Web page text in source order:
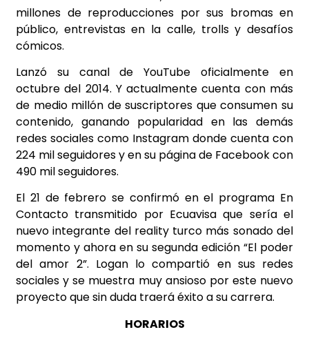
millones de reproducciones por sus bromas en
público, entrevistas en la calle, trolls y desafíos
cómicos.
Lanzó su canal de YouTube oficialmente en
octubre del 2014. Y actualmente cuenta con más
de medio millón de suscriptores que consumen su
contenido, ganando popularidad en las demás
redes sociales como Instagram donde cuenta con
224 mil seguidores y en su página de Facebook con
490 mil seguidores.
El 21 de febrero se confirmó en el programa En
Contacto transmitido por Ecuavisa que sería el
nuevo integrante del reality turco más sonado del
momento y ahora en su segunda edición “El poder
del amor 2”. Logan lo compartió en sus redes
sociales y se muestra muy ansioso por este nuevo
proyecto que sin duda traerá éxito a su carrera.
HORARIOS